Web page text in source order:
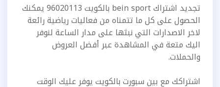
تجديد اشتراك bein sport بالكويت 96020113 يمكنك
الحصول على كل ما تتمناه من فعاليات رياضية رائعة
لاخر الاصدارات التي نبثها على مدار الساعة لنوفر
اليك متعة في المشاهدة عبر أفضل العروض
والحملات.
اشتراكك مع بين سبورت بالكويت يوفر عليك الوقت